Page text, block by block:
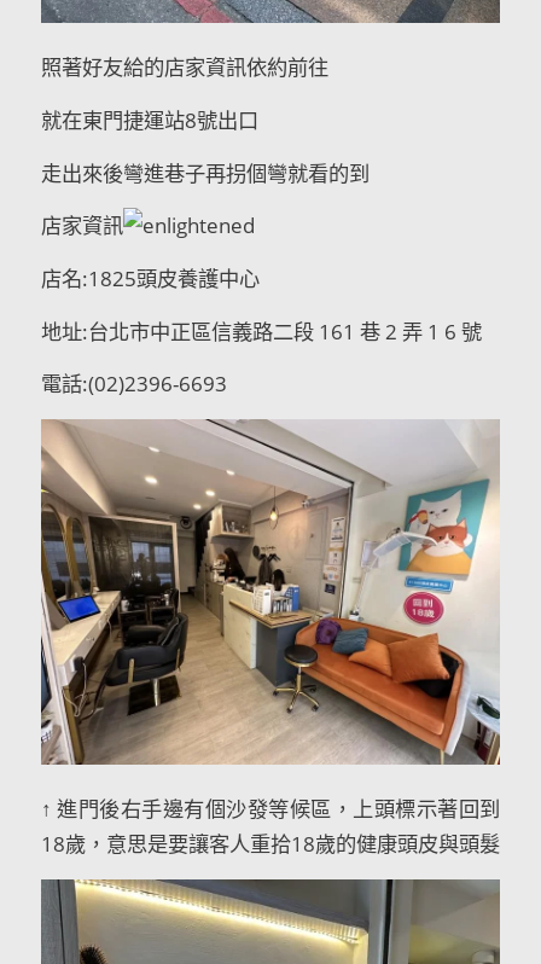
照著好友給的店家資訊依約前往
就在東門捷運站8號出口
走出來後彎進巷子再拐個彎就看的到
店家資訊
店名:1825頭皮養護中心
地址:台北市中正區信義路二段 161 巷 2 弄 1 6 號
電話:(02)2396-6693
↑ 進門後右手邊有個沙發等候區，上頭標示著回到
18歲，意思是要讓客人重拾18歲的健康頭皮與頭髮